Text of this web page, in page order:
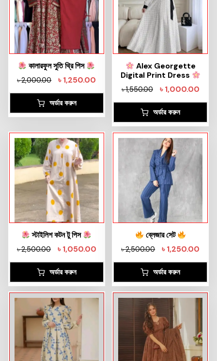
কালারফুল সুতি থ্রি পিস
৳2,000.00 ৳1,250.00
অর্ডার করুন
Alex Georgette
Digital Print Dress
৳1,550.00 ৳1,000.00
অর্ডার করুন
স্টাইলিশ কটন টু পিস
৳2,500.00 ৳1,050.00
অর্ডার করুন
ব্লেজার সেট
৳2,500.00 ৳1,250.00
অর্ডার করুন